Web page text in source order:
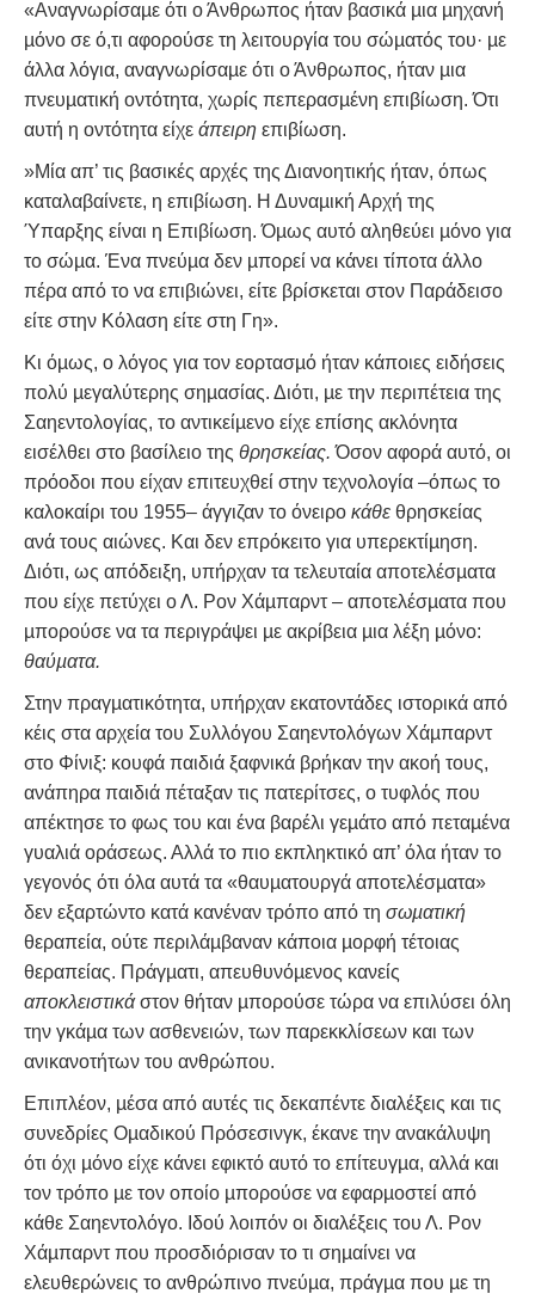
«Αναγνωρίσαµε ότι ο Άνθρωπος ήταν βασικά µια µηχανή
µόνο σε ό,τι αφορούσε τη λειτουργία του σώµατός του· µε
άλλα λόγια, αναγνωρίσαµε ότι ο Άνθρωπος, ήταν µια
πνευµατική οντότητα, χωρίς πεπερασµένη επιβίωση. Ότι
αυτή η οντότητα είχε άπειρη επιβίωση.
»Μία απ’ τις βασικές αρχές της Διανοητικής ήταν, όπως
καταλαβαίνετε, η επιβίωση. Η Δυναµική Αρχή της
Ύπαρξης είναι η Επιβίωση. Όµως αυτό αληθεύει µόνο για
το σώµα. Ένα πνεύµα δεν µπορεί να κάνει τίποτα άλλο
πέρα από το να επιβιώνει, είτε βρίσκεται στον Παράδεισο
είτε στην Κόλαση είτε στη Γη».
Κι όµως, ο λόγος για τον εορτασµό ήταν κάποιες ειδήσεις
πολύ µεγαλύτερης σηµασίας. Διότι, µε την περιπέτεια της
Σαηεντολογίας, το αντικείµενο είχε επίσης ακλόνητα
εισέλθει στο βασίλειο της θρησκείας. Όσον αφορά αυτό, οι
πρόοδοι που είχαν επιτευχθεί στην τεχνολογία –όπως το
καλοκαίρι του 1955– άγγιζαν το όνειρο κάθε θρησκείας
ανά τους αιώνες. Και δεν επρόκειτο για υπερεκτίµηση.
Διότι, ως απόδειξη, υπήρχαν τα τελευταία αποτελέσµατα
που είχε πετύχει ο Λ. Ρον Χάµπαρντ – αποτελέσµατα που
µπορούσε να τα περιγράψει µε ακρίβεια µια λέξη µόνο:
θαύµατα.
Στην πραγµατικότητα, υπήρχαν εκατοντάδες ιστορικά από
κέις στα αρχεία του Συλλόγου Σαηεντολόγων Χάµπαρντ
στο Φίνιξ: κουφά παιδιά ξαφνικά βρήκαν την ακοή τους,
ανάπηρα παιδιά πέταξαν τις πατερίτσες, ο τυφλός που
απέκτησε το φως του και ένα βαρέλι γεµάτο από πεταµένα
γυαλιά οράσεως. Αλλά το πιο εκπληκτικό απ’ όλα ήταν το
γεγονός ότι όλα αυτά τα «θαυµατουργά αποτελέσµατα»
δεν εξαρτώντο κατά κανέναν τρόπο από τη σωµατική
θεραπεία, ούτε περιλάµβαναν κάποια µορφή τέτοιας
θεραπείας. Πράγµατι, απευθυνόµενος κανείς
αποκλειστικάστον θήταν µπορούσε τώρα να επιλύσει όλη
την γκάµα των ασθενειών, των παρεκκλίσεων και των
ανικανοτήτων του ανθρώπου.
Επιπλέον, µέσα από αυτές τις δεκαπέντε διαλέξεις και τις
συνεδρίες Οµαδικού Πρόσεσινγκ, έκανε την ανακάλυψη
ότι όχι µόνο είχε κάνει εφικτό αυτό το επίτευγµα, αλλά και
τον τρόπο µε τον οποίο µπορούσε να εφαρµοστεί από
κάθε Σαηεντολόγο. Ιδού λοιπόν οι διαλέξεις του Λ. Ρον
Χάµπαρντ που προσδιόρισαν το τι σηµαίνει να
ελευθερώνεις το ανθρώπινο πνεύµα, πράγµα που µε τη